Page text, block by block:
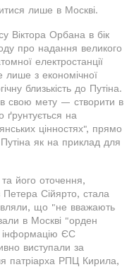
лише в Москві.
Віктора Орбана в бік
про надання великого
електростанції
з економічної
близькість до Путіна.
свою мету — створити в
на
цінностях", прямо
як на приклад для
його оточення,
Петера Сійярто, стала
що "не вважають
в Москві "орден
інформацію ЄС
виступали за
патріарха РПЦ Кирила,